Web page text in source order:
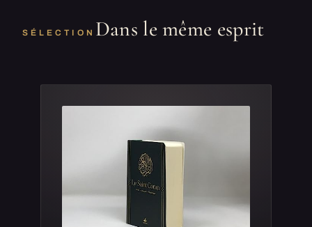
SÉLECTION Dans le même esprit